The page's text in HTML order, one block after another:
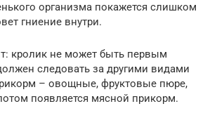
организма покажется слишком
гниение внутри.
кролик не может быть первым
следовать за другими видами
– овощные, фруктовые пюре,
появляется мясной прикорм.